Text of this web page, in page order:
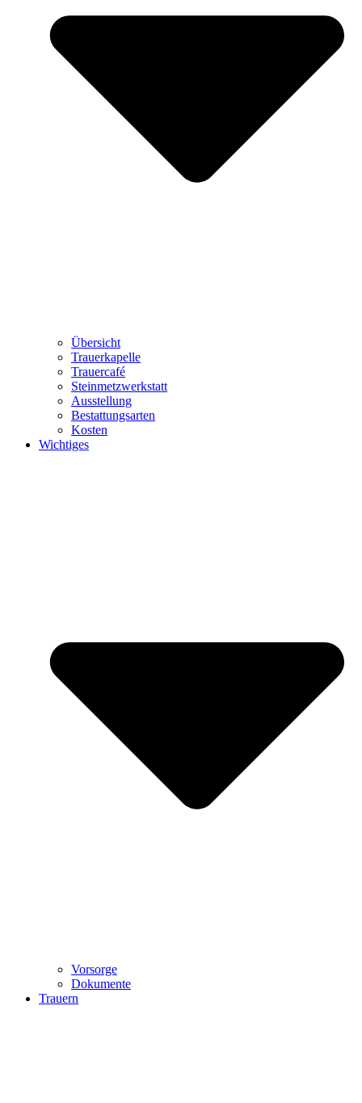
Übersicht
Trauerkapelle
Trauercafé
Steinmetzwerkstatt
Ausstellung
Bestattungsarten
Kosten
Wichtiges
Vorsorge
Dokumente
Trauern